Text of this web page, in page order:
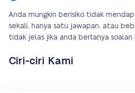
Anda mungkin berisiko tidak
sekali, hanya satu jawapan, atau
tidak jelas jika anda bertanya soalan
Ciri-ciri Kami